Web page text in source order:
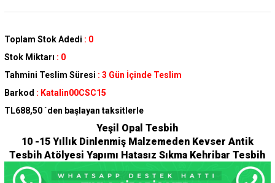
Toplam Stok Adedi : 0
Stok Miktarı : 0
Tahmini Teslim Süresi : 3 Gün İçinde Teslim
Barkod : Katalin00CSC15
TL688,50 `den başlayan taksitlerle
Yeşil Opal Tesbih
10 -15 Yıllık Dinlenmiş Malzemeden Kevser Antik
Tesbih Atölyesi Yapımı Hatasız Sıkma Kehribar Tesbih